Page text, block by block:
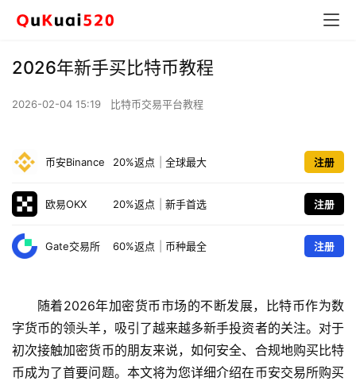
2026年新手买比特币教程
2026-02-04 15:19 比特币交易平台教程
币安Binance 20%返点 全球最大 注册
欧易OKX 20%返点 新手首选 注册
Gate交易所 60%返点 币种最全 注册
随着2026年加密货币市场的不断发展，比特币作为数
字货币的领头羊，吸引了越来越多新手投资者的关注。对于
初次接触加密货币的朋友来说，如何安全、合规地购买比特
币成为了首要问题。本文将为您详细介绍在币安交易所购买